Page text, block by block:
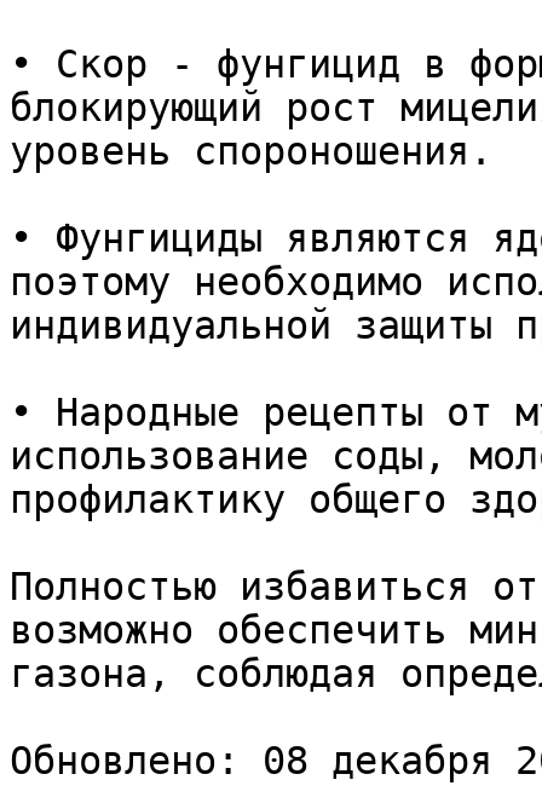
• Скор - фунгицид в
блокирующий рост
уровень спороношения.
• Фунгициды являются
поэтому необходимо
индивидуальной
• Народные рецепты от
использование соды,
профилактику общего
Полностью избавиться
возможно обеспечить
газона, соблюдая